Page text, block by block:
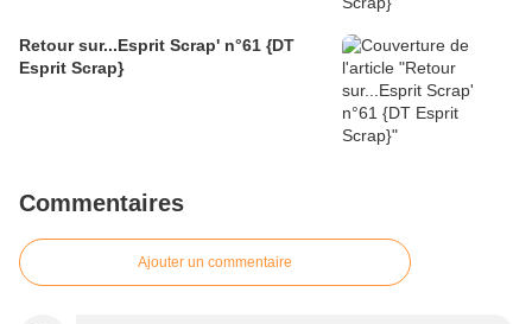
Retour sur...Esprit Scrap' n°61 {DT
Esprit Scrap}
Commentaires
Ajouter un commentaire